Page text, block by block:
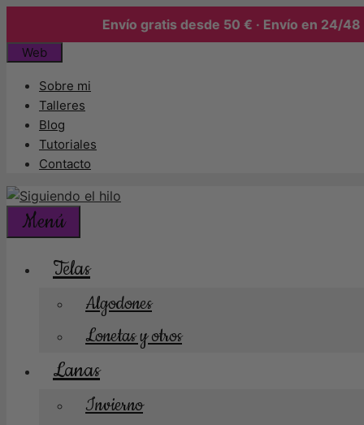
Envío gratis desde 50 € · Envío en 24/48 h
Saltar
contenido
Web
Sobre mi
Talleres
Blog
Tutoriales
Contacto
Menú
Telas
Algodones
Lonetas y otros
Lanas
Invierno